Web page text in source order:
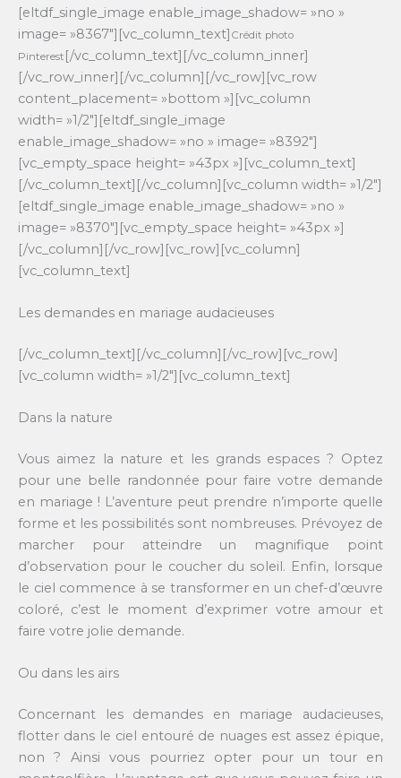
[eltdf_single_image enable_image_shadow= »no »
image= »8367″][vc_column_text] Crédit photo
Pinterest [/vc_column_text][/vc_column_inner]
[/vc_row_inner][/vc_column][/vc_row][vc_row
content_placement= »bottom »][vc_column
width= »1/2″][eltdf_single_image
enable_image_shadow= »no » image= »8392″]
[vc_empty_space height= »43px »][vc_column_text]
[/vc_column_text][/vc_column][vc_column width= »1/2″]
[eltdf_single_image enable_image_shadow= »no »
image= »8370″][vc_empty_space height= »43px »]
[/vc_column][/vc_row][vc_row][vc_column]
[vc_column_text]
Les demandes en mariage audacieuses
[/vc_column_text][/vc_column][/vc_row][vc_row]
[vc_column width= »1/2″][vc_column_text]
Dans la nature
Vous aimez la nature et les grands espaces ? Optez
pour une belle randonnée pour faire votre demande
en mariage ! L’aventure peut prendre n’importe quelle
forme et les possibilités sont nombreuses. Prévoyez de
marcher pour atteindre un magnifique point
d’observation pour le coucher du soleil. Enfin, lorsque
le ciel commence à se transformer en un chef-d’œuvre
coloré, c’est le moment d’exprimer votre amour et
faire votre jolie demande.
Ou dans les airs
Concernant les demandes en mariage audacieuses,
flotter dans le ciel entouré de nuages est assez épique,
non ? Ainsi vous pourriez opter pour un tour en